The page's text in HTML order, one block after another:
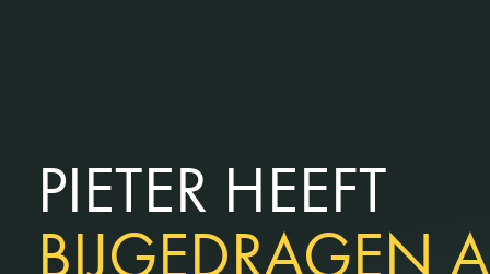
PIETER HEEFT
BIJGEDRAGEN